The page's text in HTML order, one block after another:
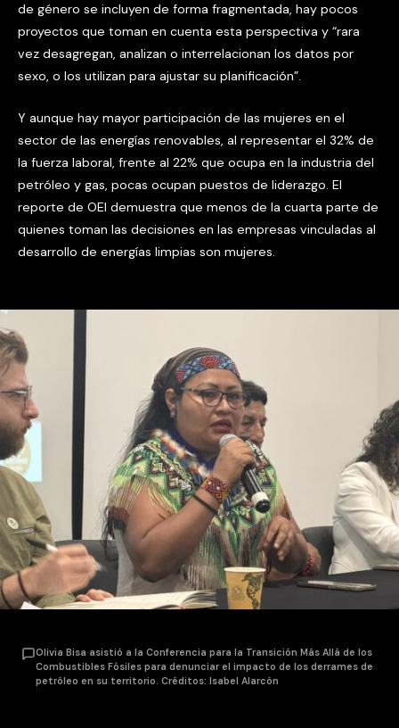
de género se incluyen de forma fragmentada, hay pocos
proyectos que toman en cuenta esta perspectiva y “rara
vez desagregan, analizan o interrelacionan los datos por
sexo, o los utilizan para ajustar su planificación”.
Y aunque hay mayor participación de las mujeres en el
sector de las energías renovables, al representar el 32% de
la fuerza laboral, frente al 22% que ocupa en la industria del
petróleo y gas, pocas ocupan puestos de liderazgo. El
reporte de OEI demuestra que menos de la cuarta parte de
quienes toman las decisiones en las empresas vinculadas al
desarrollo de energías limpias son mujeres.
Olivia Bisa asistió a la Conferencia para la Transición Más Allá de los
Combustibles Fósiles para denunciar el impacto de los derrames de
petróleo en su territorio. Créditos: Isabel Alarcón